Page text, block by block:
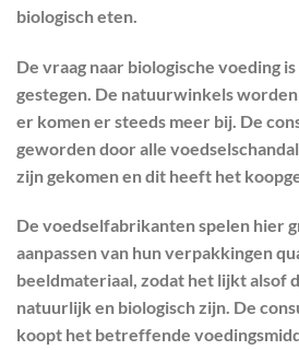
biologisch eten.
De vraag naar biologische voeding
gestegen. De natuurwinkels
er komen er steeds meer bij. De
geworden door alle
zijn gekomen en dit heeft het
De voedselfabrikanten spelen hier
aanpassen van hun verpakkingen
beeldmateriaal, zodat het lijkt alsof
natuurlijk en biologisch zijn. De
koopt het betreffende